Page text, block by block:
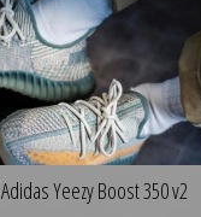
Adidas Yeezy Boost 350 v2